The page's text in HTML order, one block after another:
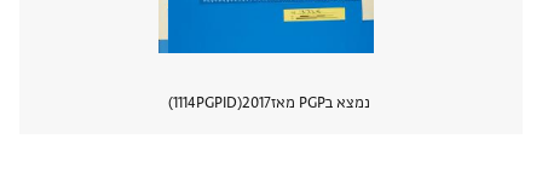
נמצא בPGP מאז 2017
PGPID
1114